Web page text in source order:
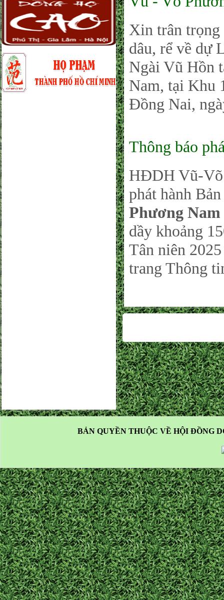
Xin trân trọng
dâu, rể về dự
Ngài Vũ Hồn
Nam, tại Khu
Đồng Nai,
Thông báo
HĐDH Vũ-Võ
phát hành
Phương Nam
dầy khoảng
Tân niên
trang Thông
BẢN QUYỀN THUỘC VỀ HỘI ĐỒNG